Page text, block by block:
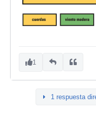
1
1 respuesta